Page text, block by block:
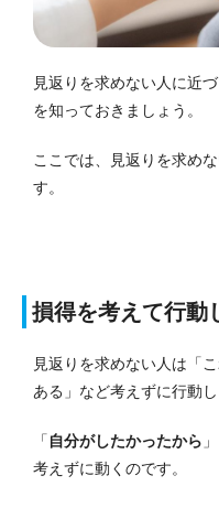
見返りを求めない人に近
を知っておきましょう。
ここでは、見返りを求め
す。
損得を考えて行動
見返りを求めない人は「
ある」など考えずに行動し
「 自分がしたかったから
考えずに動くのです。